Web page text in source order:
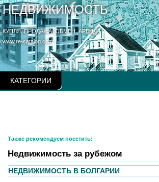
НЕДВИЖИМОСТЬ
КУПЛЯ, ПРОДАЖА, ОБМЕН, АРЕНДА
www.re-catalog.com
КАТЕГОРИИ
Также рекомендуем посетить:
Недвижимость за рубежом
НЕДВИЖИМОСТЬ В БОЛГАРИИ